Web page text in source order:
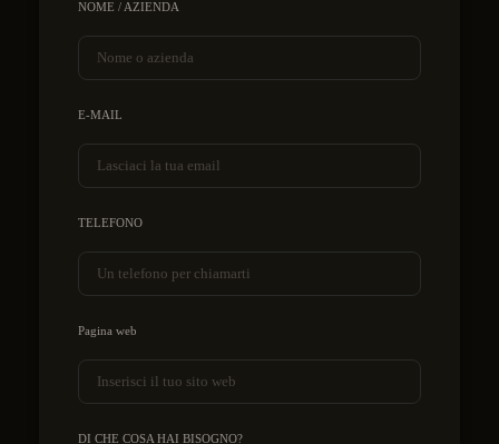
NOME / AZIENDA
E-MAIL
TELEFONO
Pagina web
DI CHE COSA HAI BISOGNO?